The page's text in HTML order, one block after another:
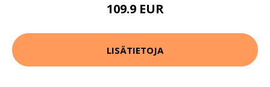
109.9 EUR
LISÄTIETOJA